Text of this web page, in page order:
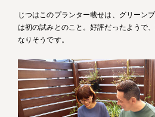
じつはこのプランター載せは、グリーン
は初の試みとのこと。好評だったようで
なりそうです。